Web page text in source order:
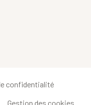
confidentialité
Gestion des cookies